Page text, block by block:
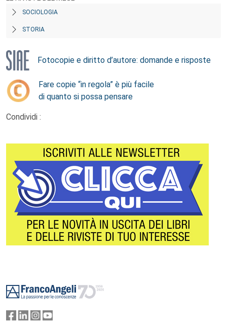
SOCIOLOGIA
STORIA
Fotocopie e diritto d’autore: domande e risposte
Fare copie “in regola” è più facile
di quanto si possa pensare
Condividi :